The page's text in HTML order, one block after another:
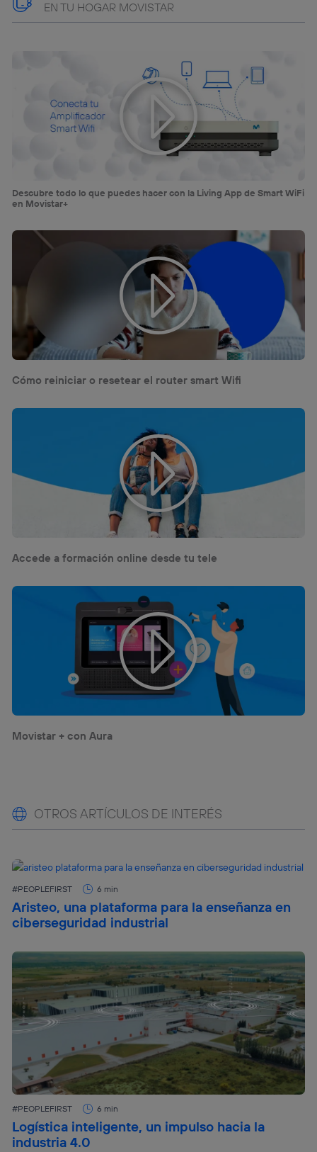
EN TU HOGAR MOVISTAR
Descubre todo lo que puedes hacer con la Living App de Smart WiFi
en Movistar+
Cómo reiniciar o resetear el router smart Wifi
Accede a formación online desde tu tele
Movistar + con Aura
OTROS ARTÍCULOS DE INTERÉS
Aristeo, una plataforma para la enseñanza en
ciberseguridad industrial
#PEOPLEFIRST 6 min
Logística inteligente, un impulso hacia la
industria 4.0
#PEOPLEFIRST 6 min